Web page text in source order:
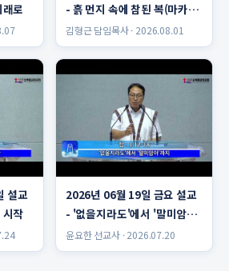
로
- 흙 먼지 속에 참된 복(마카리
오스)
김형근 담임목사 · 2026.08.01
설교
시작
2026년 06월 19일 금요 설교
- '없을지라도'에서 '말미암
아'까지 윤요한 선교사
윤요한 선교사 · 2026.07.20